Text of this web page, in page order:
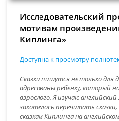
Исследовательский
мотивам
Киплинга»
Доступна к просмотру
Сказки пишутся не только для
адресованы ребенку, который
взрослого. Я изучаю
захотелось перечитать
сказкам Киплинга на